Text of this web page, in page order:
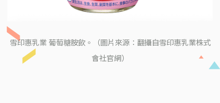
雪印惠乳業 葡萄糖胺飲。（圖片來源：翻攝自雪印惠乳業株式
會社官網）